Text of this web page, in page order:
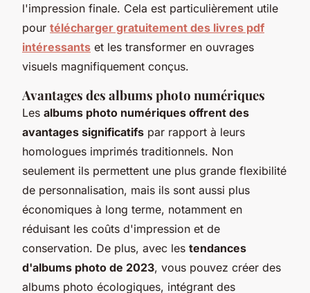
l'impression finale. Cela est particulièrement utile
pour télécharger gratuitement des livres pdf
intéressants et les transformer en ouvrages
visuels magnifiquement conçus.
Avantages des albums photo numériques
Les albums photo numériques offrent des
avantages significatifs par rapport à leurs
homologues imprimés traditionnels. Non
seulement ils permettent une plus grande flexibilité
de personnalisation, mais ils sont aussi plus
économiques à long terme, notamment en
réduisant les coûts d'impression et de
conservation. De plus, avec les tendances
d'albums photo de 2023, vous pouvez créer des
albums photo écologiques, intégrant des